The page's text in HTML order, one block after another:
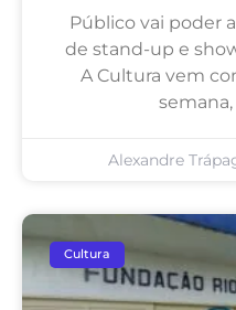
Público vai poder
de stand-up e
A Cultura vem
Alexandre
Cultura